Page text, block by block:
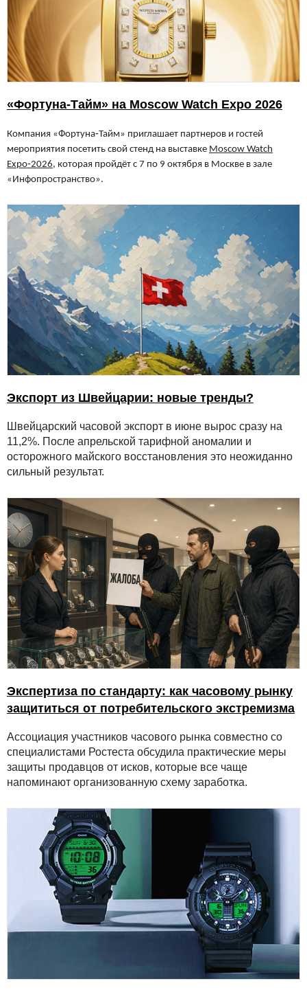
«Фортуна-Тайм» на Moscow Watch Expo 2026
Компания «Фортуна‑Тайм» приглашает партнеров и гостей
мероприятия посетить свой стенд на выставке Moscow Watch
Expo‑2026, которая пройдёт с 7 по 9 октября в Москве в зале
«Инфопространство».
Экспорт из Швейцарии: новые тренды?
Швейцарский часовой экспорт в июне вырос сразу на
11,2%. После апрельской тарифной аномалии и
осторожного майского восстановления это неожиданно
сильный результат.
Экспертиза по стандарту: как часовому рынку
защититься от потребительского экстремизма
Ассоциация участников часового рынка совместно со
специалистами Ростеста обсудила практические меры
защиты продавцов от исков, которые все чаще
напоминают организованную схему заработка.